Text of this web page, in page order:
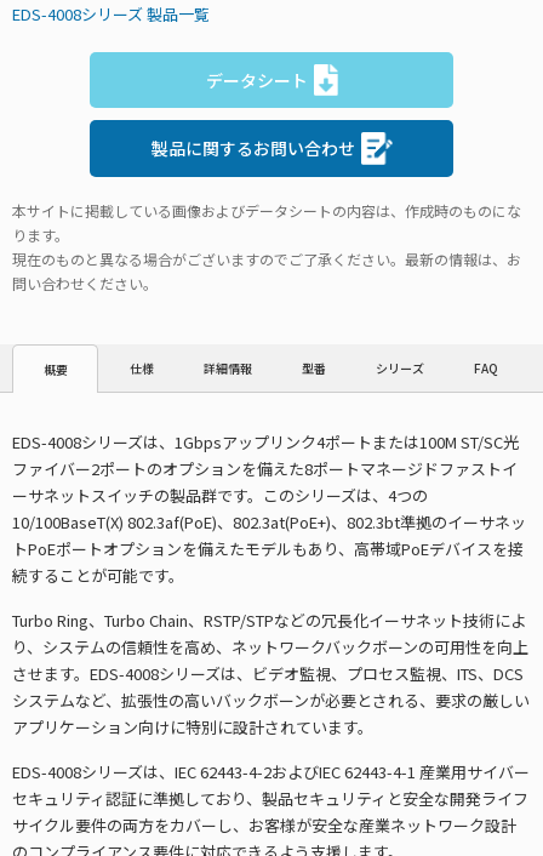
EDS-4008シリーズ 製品一覧
データシート
製品に関するお問い合わせ
本サイトに掲載している画像およびデータシートの内容は、作成時のものにな
ります。
現在のものと異なる場合がございますのでご了承ください。最新の情報は、お
問い合わせください。
概要 仕様 詳細情報 型番 シリーズ FAQ
EDS-4008シリーズは、1Gbpsアップリンク4ポートまたは100M ST/SC光
ファイバー2ポートのオプションを備えた8ポートマネージドファストイ
ーサネットスイッチの製品群です。このシリーズは、4つの
10/100BaseT(X) 802.3af(PoE)、802.3at(PoE+)、802.3bt準拠のイーサネッ
トPoEポートオプションを備えたモデルもあり、高帯域PoEデバイスを接
続することが可能です。
Turbo Ring、Turbo Chain、RSTP/STPなどの冗長化イーサネット技術によ
り、システムの信頼性を高め、ネットワークバックボーンの可用性を向上
させます。EDS-4008シリーズは、ビデオ監視、プロセス監視、ITS、DCS
システムなど、拡張性の高いバックボーンが必要とされる、要求の厳しい
アプリケーション向けに特別に設計されています。
EDS-4008シリーズは、IEC 62443-4-2およびIEC 62443-4-1 産業用サイバー
セキュリティ認証に準拠しており、製品セキュリティと安全な開発ライフ
サイクル要件の両方をカバーし、お客様が安全な産業ネットワーク設計